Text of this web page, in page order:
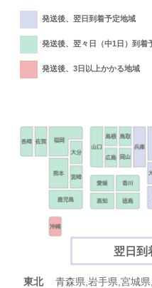
発送後、翌日到着予定地域
発送後、翌々日（中1日）到着
発送後、3日以上かかる地域
翌日到
東北
青森県,岩手県,宮城